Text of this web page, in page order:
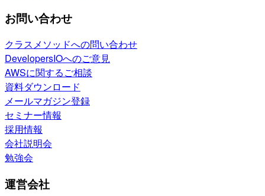
お問い合わせ
クラスメソッドへの問い合わせ
DevelopersIOへのご意見
AWSに関するご相談
資料ダウンロード
メールマガジン登録
セミナー情報
採用情報
会社説明会
勉強会
運営会社